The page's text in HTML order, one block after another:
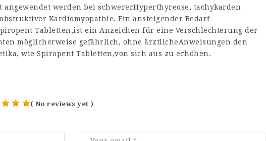
werden bei schwererHyperthyreose, tachykarden
Kardiomyopathie. Ein ansteigender Bedarf
Tabletten,ist ein Anzeichen für eine Verschlechterung der
möglicherweise gefährlich, ohne ärztlicheAnweisungen den
wie Spiropent Tabletten,von sich aus zu erhöhen.
( No reviews yet )